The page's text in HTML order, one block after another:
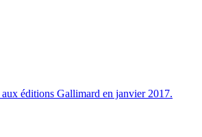
éditions Gallimard en janvier 2017.